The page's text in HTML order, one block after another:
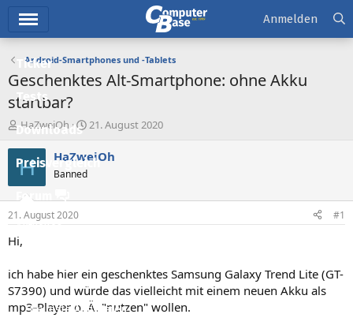
Ticker
Tests
Downloads
Preisvergleich
Forum
Aktuelles
Neue Beiträge
Neueste Aktivitäten
Anmelden
Android-Smartphones und -Tablets
Geschenktes Alt-Smartphone: ohne Akku
startbar?
E
r
s
t
e
HaZweiOh
E
s
t
21. August 2020
H HaZweiOh
Banned
21. August 2020 #1
Hi,
ich habe hier ein geschenktes Samsung Galaxy Trend Lite (GT-
S7390) und würde das vielleicht mit einem neuen Akku als
mp3-Player o. Ä. "nutzen" wollen.